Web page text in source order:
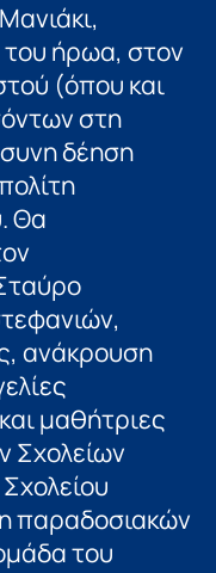
ήρωα, στον
(όπου και
στη
δέηση
Θα
ανάκρουση
μαθήτριες
Σχολείων
παραδοσιακών
του